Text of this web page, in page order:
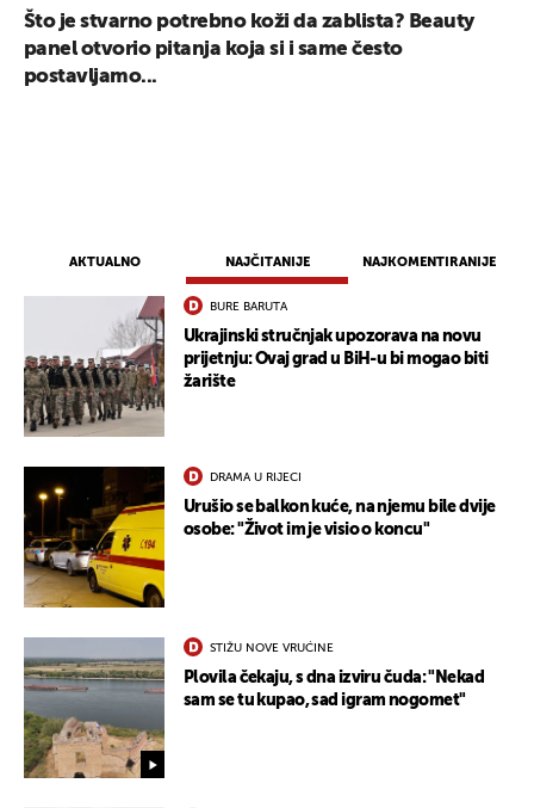
AKTUALNO NAJČITANIJE NAJKOMENTIRANIJE
BURE BARUTA
Ukrajinski stručnjak upozorava na novu
prijetnju: Ovaj grad u BiH-u bi mogao biti
žarište
DRAMA U RIJECI
Urušio se balkon kuće, na njemu bile dvije
osobe: "Život im je visio o koncu"
STIŽU NOVE VRUĆINE
Plovila čekaju, s dna izviru čuda: "Nekad
sam se tu kupao, sad igram nogomet"
Što je stvarno potrebno koži da zablista? Beauty
panel otvorio pitanja koja si i same često
postavljamo...